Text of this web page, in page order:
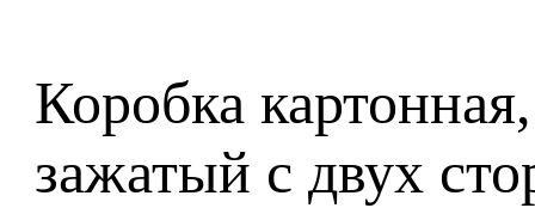
Коробка
зажатый с двух